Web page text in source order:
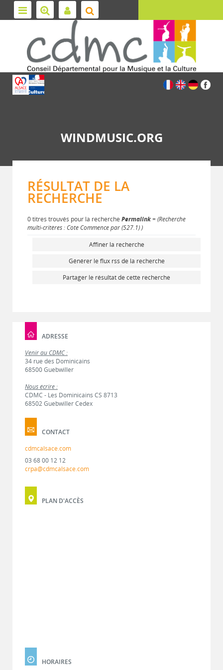
WINDMUSIC.ORG
RÉSULTAT DE LA
RECHERCHE
0 titres trouvés pour la recherche Permalink= (Recherche
multi-critères : Cote Commence par (527.1) )
Affiner la recherche
Générer le flux rss de la recherche
Partager le résultat de cette recherche
ADRESSE
Venir au CDMC :
34 rue des Dominicains
68500 Guebwiller
Nous écrire :
CDMC - Les Dominicains CS 8713
68502 Guebwiller Cedex
CONTACT
cdmcalsace.com
03 68 00 12 12
crpa@cdmcalsace.com
PLAN D'ACCÈS
HORAIRES